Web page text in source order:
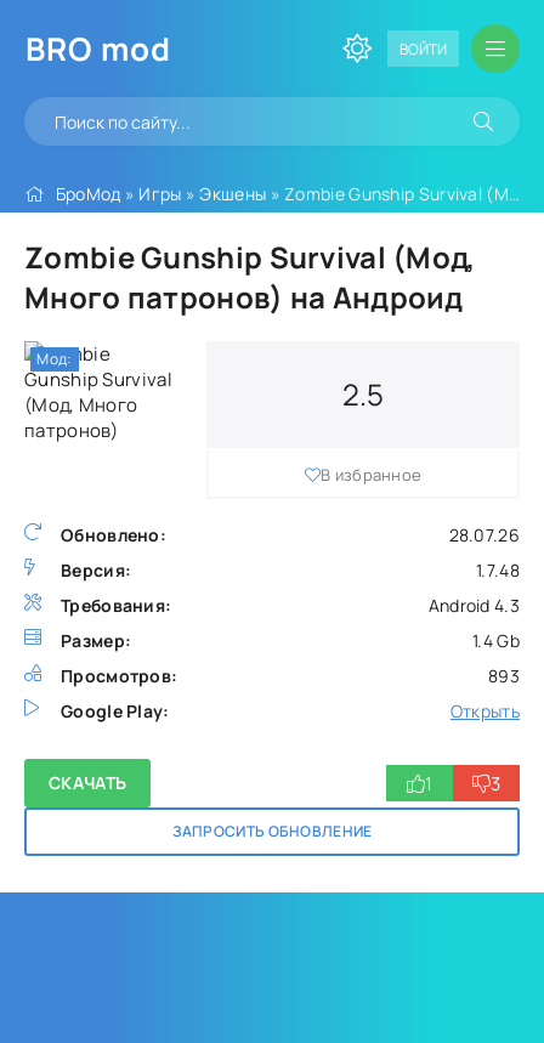
BRO mod ВОЙТИ
БроМод » Игры »Экшены » Zombie Gunship Survival (Мод, Много патронов)
Zombie Gunship Survival (Мод,
Много патронов) на Андроид
Обновлено:
28.07.26
Версия:
1.7.48
Требования:
Android 4.3
Размер:
1.4 Gb
Просмотров:
893
Google Play:
Открыть
2.5
В избранное
СКАЧАТЬ
ЗАПРОСИТЬ ОБНОВЛЕНИЕ
1 3
Мод: